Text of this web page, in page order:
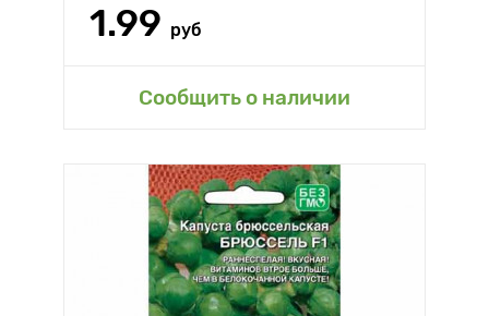
1.99 руб
Сообщить о наличии